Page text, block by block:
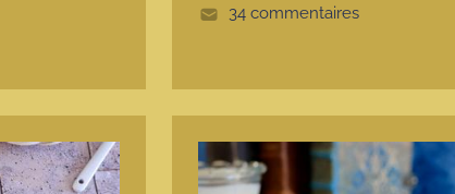
e
34 commentaires